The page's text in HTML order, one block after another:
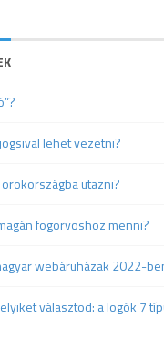
lehet vezetni?
utazni?
fogorvoshoz menni?
webáruházak 2022-
választod: a logók 7